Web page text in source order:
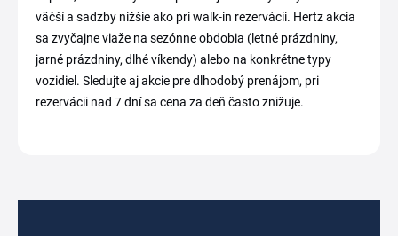
väčší a sadzby nižšie ako pri walk-in rezervácii. Hertz akcia
sa zvyčajne viaže na sezónne obdobia (letné prázdniny,
jarné prázdniny, dlhé víkendy) alebo na konkrétne typy
vozidiel. Sledujte aj akcie pre dlhodobý prenájom, pri
rezervácii nad 7 dní sa cena za deň často znižuje.